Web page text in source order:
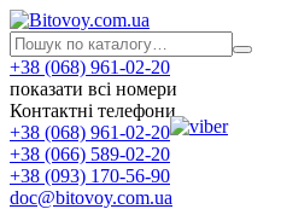
+38 (068) 961-02-20
показати всі номери
Контактні телефони
+38 (068) 961-02-20
+38 (066) 589-02-20
+38 (093) 170-56-90
doc@bitovoy.com.ua